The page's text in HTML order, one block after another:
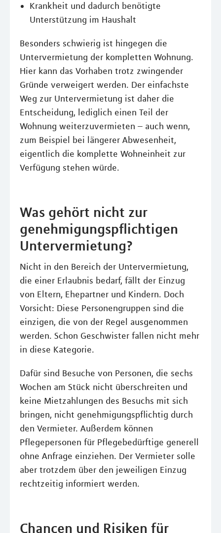
Krankheit und dadurch benötigte
Unterstützung im Haushalt
Besonders schwierig ist hingegen die
Untervermietung der kompletten Wohnung.
Hier kann das Vorhaben trotz zwingender
Gründe verweigert werden. Der einfachste
Weg zur Untervermietung ist daher die
Entscheidung, lediglich einen Teil der
Wohnung weiterzuvermieten – auch wenn,
zum Beispiel bei längerer Abwesenheit,
eigentlich die komplette Wohneinheit zur
Verfügung stehen würde.
Was gehört nicht zur
genehmigungspflichtigen
Untervermietung?
Nicht in den Bereich der Untervermietung,
die einer Erlaubnis bedarf, fällt der Einzug
von Eltern, Ehepartner und Kindern. Doch
Vorsicht: Diese Personengruppen sind die
einzigen, die von der Regel ausgenommen
werden. Schon Geschwister fallen nicht mehr
in diese Kategorie.
Dafür sind Besuche von Personen, die sechs
Wochen am Stück nicht überschreiten und
keine Mietzahlungen des Besuchs mit sich
bringen, nicht genehmigungspflichtig durch
den Vermieter. Außerdem können
Pflegepersonen für Pflegebedürftige generell
ohne Anfrage einziehen. Der Vermieter solle
aber trotzdem über den jeweiligen Einzug
rechtzeitig informiert werden.
Chancen und Risiken für